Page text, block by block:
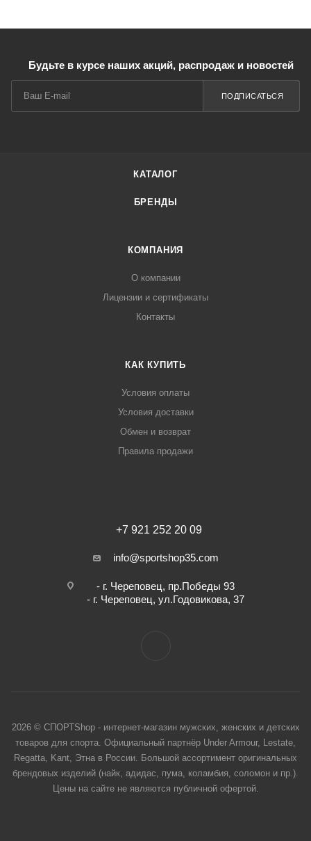
Будьте в курсе наших акций, распродаж и новостей
ПОДПИСАТЬСЯ
КАТАЛОГ
БРЕНДЫ
КОМПАНИЯ
О компании
Лицензии и сертификаты
Контакты
КАК КУПИТЬ
Условия оплаты
Условия доставки
Обмен и возврат
Правила продажи
+7 921 252 20 09
info@sportshop35.com
- г. Череповец, пр.Победы 93
- г. Череповец, ул.Годовикова, 37
2026 © СПОРТShop - интернет-магазин мужских, женских и детских
товаров для спорта. Официальный партнёр Under Armour, Lestate,
Regatta, Kant, Этна в России. Большой ассортимент оригинальных
брендовых изделий (найк, адидас, пума, коламбия, соломон и пр.).
Цены на сайте не являются публичной офертой.